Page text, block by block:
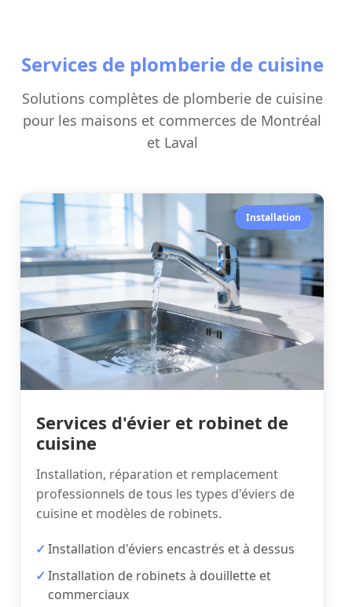
Services de plomberie de cuisine
Solutions complètes de plomberie de cuisine
pour les maisons et commerces de Montréal
et Laval
Installation
Services d'évier et robinet de
cuisine
Installation, réparation et remplacement
professionnels de tous les types d'éviers de
cuisine et modèles de robinets.
Installation d'éviers encastrés et à dessus
Installation de robinets à douillette et
commerciaux